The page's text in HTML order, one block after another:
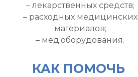
– лекарственных средств;
– расходных медицинских
материалов;
– мед.оборудования.
КАК ПОМОЧЬ